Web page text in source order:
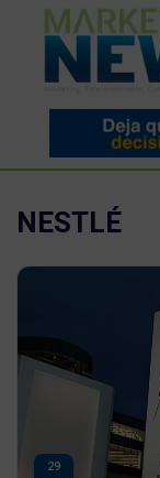
NESTLÉ
29